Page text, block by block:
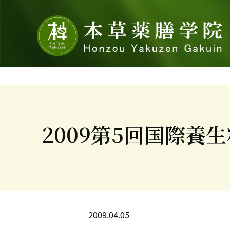
2009第5回国際養
2009.04.05